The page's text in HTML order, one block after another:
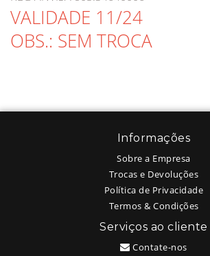
VALIDADE 11/24
OBS.: SEM TROCA
Informações
Sobre a Empresa
Trocas e Devoluções
Política de Privacidade
Termos & Condições
Serviços ao cliente
Contate-nos